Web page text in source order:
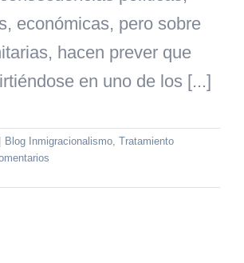
económicas, pero sobre
hacen prever que
en uno de los [...]
Blog Inmigracionalismo, Tratamiento